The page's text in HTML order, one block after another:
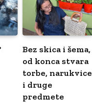
Bez skica i šema,
od konca stvara
torbe, narukvice
i druge
predmete